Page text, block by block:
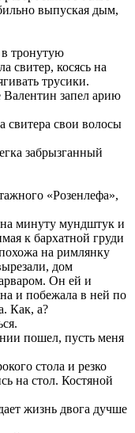
выпуская дым,
тронутую
свитер, косясь на
трусики.
запел арию
свитера свои волосы
забрызганный
«Розенлефа»,
минуту мундштук и
к бархатной груди
на римлянку
дом
Он ей и
и побежала в ней по
Как, а?
пошел, пусть меня
стола и резко
на стол. Костяной
жизнь двога дучше